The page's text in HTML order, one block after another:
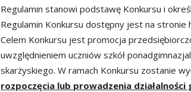
Regulamin stanowi podstawę Konkursu i
Regulamin Konkursu dostępny jest na
Celem Konkursu jest promocja
uwzględnieniem uczniów szkół
skarżyskiego. W ramach Konkursu zostanie
rozpoczęcia lub prowadzenia